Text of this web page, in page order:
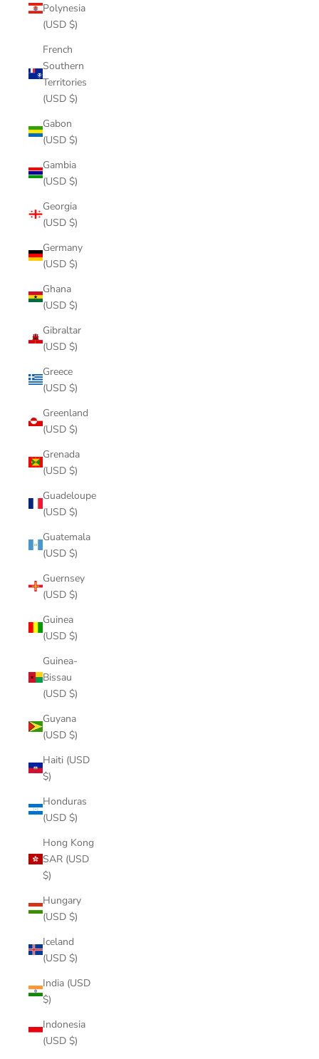
Polynesia
(USD $)
French
Southern
Territories
(USD $)
Gabon
(USD $)
Gambia
(USD $)
Georgia
(USD $)
Germany
(USD $)
Ghana
(USD $)
Gibraltar
(USD $)
Greece
(USD $)
Greenland
(USD $)
Grenada
(USD $)
Guadeloupe
(USD $)
Guatemala
(USD $)
Guernsey
(USD $)
Guinea
(USD $)
Guinea-
Bissau
(USD $)
Guyana
(USD $)
Haiti (USD
$)
Honduras
(USD $)
Hong Kong
SAR (USD
$)
Hungary
(USD $)
Iceland
(USD $)
India (USD
$)
Indonesia
(USD $)